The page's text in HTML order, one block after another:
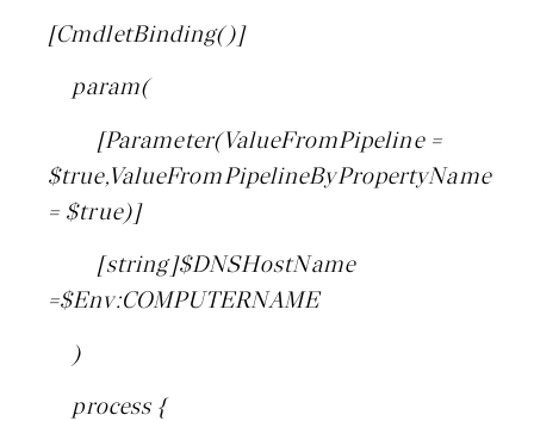
[CmdletBinding()]
param(
[Parameter(ValueFromPipeline =
$true,ValueFromPipelineByPropertyName
= $true)]
[string]$DNSHostName
=$Env:COMPUTERNAME
)
process {